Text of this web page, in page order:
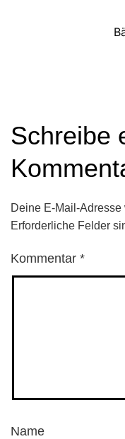
Schreibe
Deine E-Mail-
Erforderliche Felder
Kommentar *
Name